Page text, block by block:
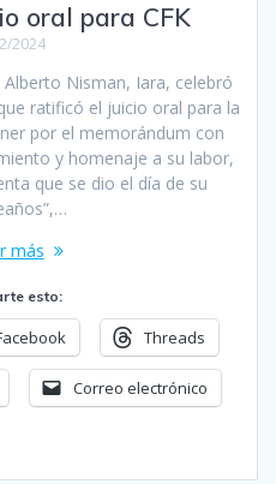
oral para CFK
2024
Nisman, Iara, celebró
ratificó el juicio oral para la
por el memorándum con
y homenaje a su labor,
que se dio el día de su
más
esto:
Threads
Correo electrónico